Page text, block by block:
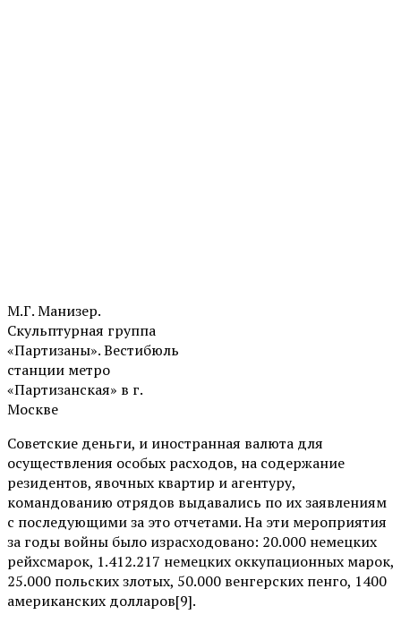
М.Г. Манизер.
Скульптурная группа
«Партизаны». Вестибюль
станции метро
«Партизанская» в г.
Москве
Советские деньги, и иностранная валюта для
осуществления особых расходов, на содержание
резидентов, явочных квартир и агентуру,
командованию отрядов выдавались по их заявлениям
с последующими за это отчетами. На эти мероприятия
за годы войны было израсходовано: 20.000 немецких
рейхсмарок, 1.412.217 немецких оккупационных марок,
25.000 польских злотых, 50.000 венгерских пенго, 1400
американских долларов[9].